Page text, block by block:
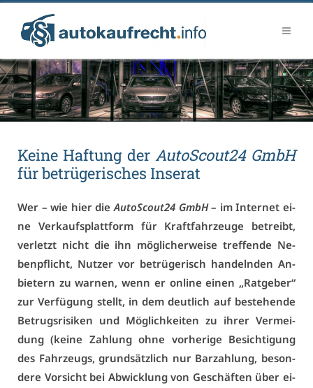
Kei­ne Haf­tung der Au­to­Scou­t24 GmbH
für be­trü­ge­ri­sches In­se­rat
Wer – wie hier dieAu­to­Scou­t24 GmbH– im In­ter­net ei­
ne Ver­kaufs­platt­form für Kraft­fahr­zeu­ge be­treibt,
ver­letzt nicht die ihn mög­li­cher­wei­se tref­fen­de Ne­
ben­pflicht, Nut­zer vor be­trü­ge­risch han­deln­den An­
bie­tern zu war­nen, wenn er on­line ei­nen „Rat­ge­ber“
zur Ver­fü­gung stellt, in dem deut­lich auf be­ste­hen­de
Be­trugs­ri­si­ken und Mög­lich­kei­ten zu ih­rer Ver­mei­
dung (kei­ne Zah­lung oh­ne vor­he­ri­ge Be­sich­ti­gung
des Fahr­zeugs, grund­sätz­lich nur Bar­zah­lung, be­son­
de­re Vor­sicht bei Ab­wick­lung von Ge­schäf­ten über ei­